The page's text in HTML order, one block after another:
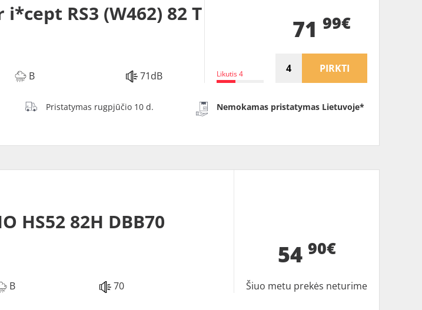
RS3 (W462) 82 T
B 71dB Likutis 4
71 99€
PIRKTI
Pristatymas rugpjūčio 10 d. Nemokamas pristatymas Lietuvoje*
HS52 82H DBB70
B 70
54 90€
Šiuo metu prekės neturime